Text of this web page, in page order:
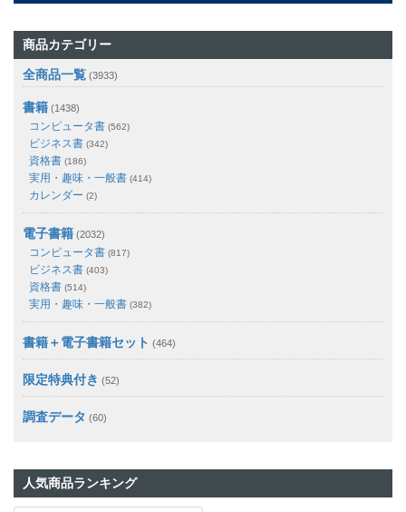
商品カテゴリー
全商品一覧 (3933)
書籍 (1438)
コンピュータ書 (562)
ビジネス書 (342)
資格書 (186)
実用・趣味・一般書 (414)
カレンダー (2)
電子書籍 (2032)
コンピュータ書 (817)
ビジネス書 (403)
資格書 (514)
実用・趣味・一般書 (382)
書籍＋電子書籍セット (464)
限定特典付き (52)
調査データ (60)
人気商品ランキング